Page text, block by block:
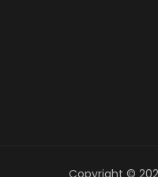
Copyright ©